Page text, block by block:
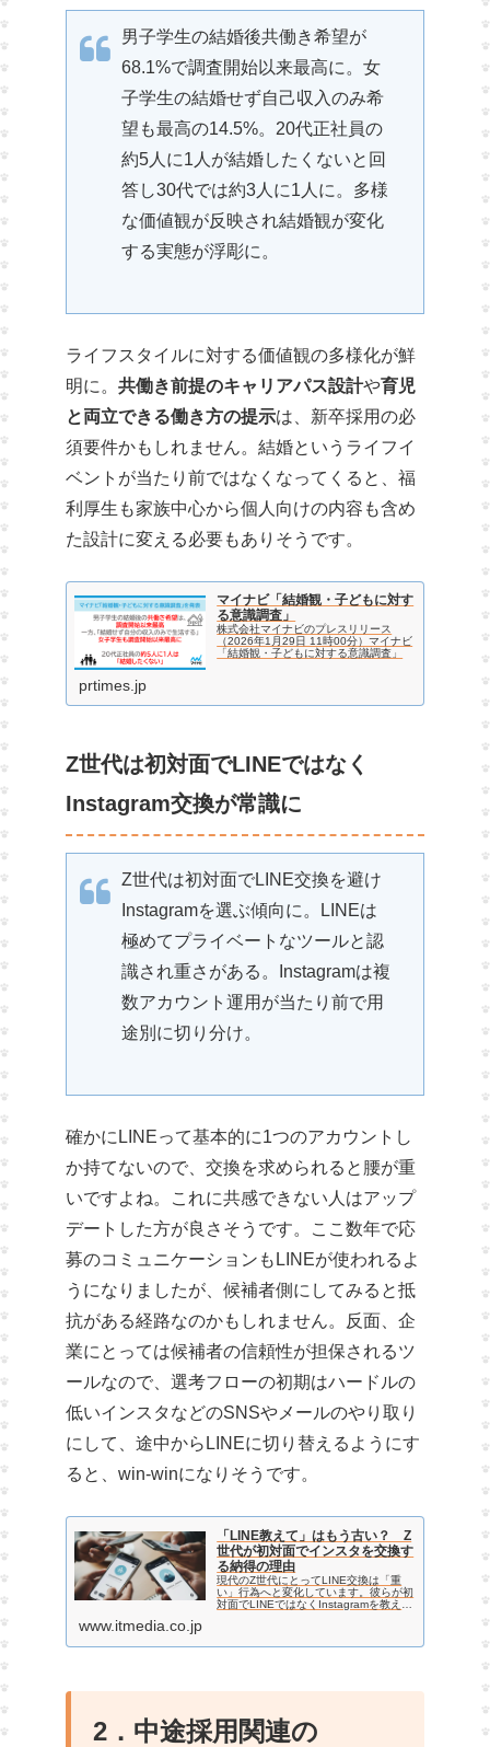
男子学生の結婚後共働き希望が
68.1%で調査開始以来最高に。女
子学生の結婚せず自己収入のみ希
望も最高の14.5%。20代正社員の
約5人に1人が結婚したくないと回
答し30代では約3人に1人に。多様
な価値観が反映され結婚観が変化
する実態が浮彫に。
ライフスタイルに対する価値観の多様化が鮮
明に。 共働き前提のキャリアパス設計や育児
と両立できる働き方の提示は、新卒採用の必
須要件かもしれません。結婚というライフイ
ベントが当たり前ではなくなってくると、福
利厚生も家族中心から個人向けの内容も含め
た設計に変える必要もありそうです。
マイナビ「結婚観・子どもに対す
る意識調査」
株式会社マイナビのプレスリリース
（2026年1月29日 11時00分）マイナビ
「結婚観・子どもに対する意識調査」
prtimes.jp
Z世代は初対面でLINEではなく
Instagram交換が常識に
Z世代は初対面でLINE交換を避け
Instagramを選ぶ傾向に。LINEは
極めてプライベートなツールと認
識され重さがある。Instagramは複
数アカウント運用が当たり前で用
途別に切り分け。
確かにLINEって基本的に1つのアカウントし
か持てないので、交換を求められると腰が重
いですよね。これに共感できない人はアップ
デートした方が良さそうです。ここ数年で応
募のコミュニケーションもLINEが使われるよ
うになりましたが、候補者側にしてみると抵
抗がある経路なのかもしれません。反面、企
業にとっては候補者の信頼性が担保されるツ
ールなので、選考フローの初期はハードルの
低いインスタなどのSNSやメールのやり取り
にして、途中からLINEに切り替えるようにす
ると、win-winになりそうです。
「LINE教えて」はもう古い？ Z
世代が初対面でインスタを交換す
る納得の理由
現代のZ世代にとってLINE交換は「重
い」行為へと変化しています。彼らが初
対面でLINEではなくInstagramを教え合
www.itmedia.co.jp
2．中途採用関連の